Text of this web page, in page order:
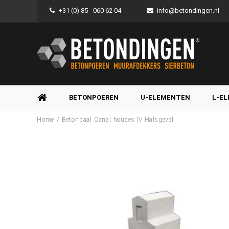
+31 (0) 85 - 060 62 04 info@betondingen.nl
BETONPOEREN U-ELEMENTEN L-
Home / Betonpaal Canal houses IV Halsgevel